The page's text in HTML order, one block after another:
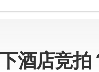
酒店竞拍